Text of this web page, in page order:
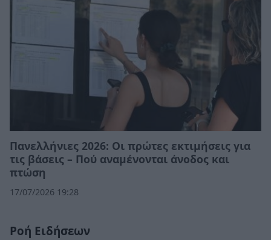
Πανελλήνιες 2026: Οι πρώτες εκτιμήσεις για
τις βάσεις – Πού αναμένονται άνοδος και
πτώση
17/07/2026 19:28
Ροή Ειδήσεων